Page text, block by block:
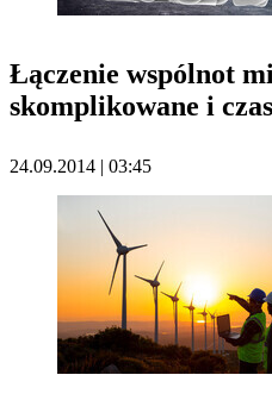
Łączenie wspólnot
skomplikowane i
24.09.2014 | 03:45